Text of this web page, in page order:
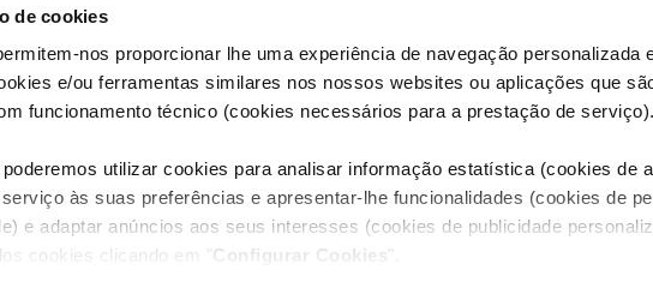
de cookies
nos proporcionar lhe uma experiência de navegação personalizada
e/ou ferramentas similares nos nossos websites ou aplicações que
funcionamento técnico (cookies necessários para a prestação de serviço).
utilizar cookies para analisar informação estatística (cookies de
às suas preferências e apresentar-lhe funcionalidades (cookies de
e adaptar anúncios aos seus interesses (cookies de publicidade
cookies clicando em " Configurar Cookies ".
Condições do Fórum NOS Accessibility statement